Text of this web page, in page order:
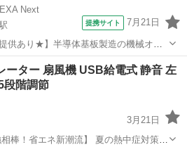
Next
提携サイト 7月21日
供あり★】半導体基板製造の機械オペ
躍中★カップル＆友達同士の応募OK！
送迎◎正社員登用制度あり！マイカー
長野県茅...
その他
ーター 扇風機 USB給電式 静音 左
段階調節
3月21日